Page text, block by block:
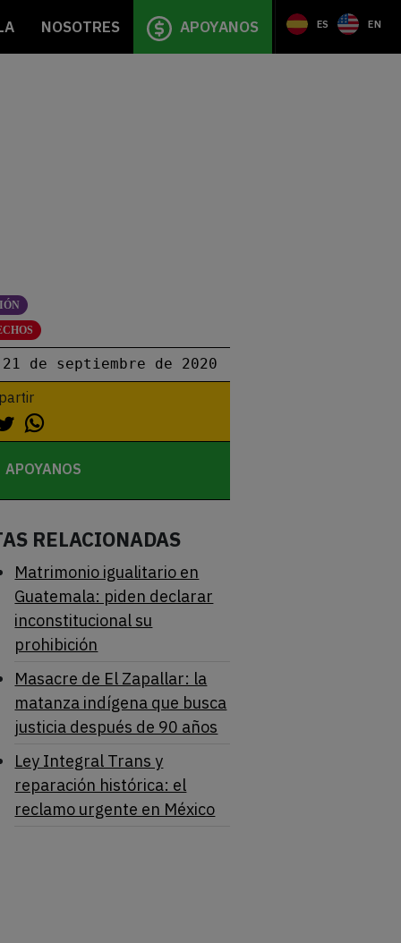
NOSOTRES APOYANOS ES EN
21 de septiembre de 2020
APOYANOS
RELACIONADAS
Matrimonio igualitario en
Guatemala: piden declarar
inconstitucional su
prohibición
Masacre de El Zapallar: la
matanza indígena que busca
justicia después de 90 años
Ley Integral Trans y
reparación histórica: el
reclamo urgente en México